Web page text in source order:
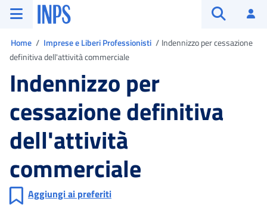
Vai al menu principale
Vai al contenuto principale
Vai al pie' di pagina
INPS ()
Home Imprese e Liberi Professionisti
Indennizzo per cessazione
definitiva dell'attività commerciale
Indennizzo per
cessazione definitiva
dell'attività
commerciale
Aggiungi ai preferiti